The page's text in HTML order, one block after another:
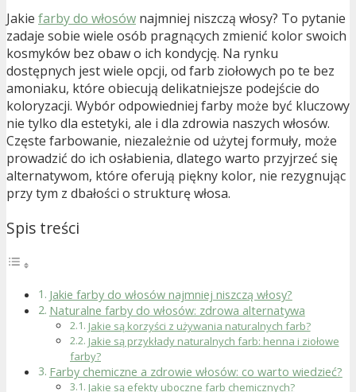
Jakie farby do włosów najmniej niszczą włosy? To pytanie
zadaje sobie wiele osób pragnących zmienić kolor swoich
kosmyków bez obaw o ich kondycję. Na rynku
dostępnych jest wiele opcji, od farb ziołowych po te bez
amoniaku, które obiecują delikatniejsze podejście do
koloryzacji. Wybór odpowiedniej farby może być kluczowy
nie tylko dla estetyki, ale i dla zdrowia naszych włosów.
Częste farbowanie, niezależnie od użytej formuły, może
prowadzić do ich osłabienia, dlatego warto przyjrzeć się
alternatywom, które oferują piękny kolor, nie rezygnując
przy tym z dbałości o strukturę włosa.
Spis treści
Jakie farby do włosów najmniej niszczą włosy?
Naturalne farby do włosów: zdrowa alternatywa
Jakie są korzyści z używania naturalnych farb?
Jakie są przykłady naturalnych farb: henna i ziołowe
farby?
Farby chemiczne a zdrowie włosów: co warto wiedzieć?
Jakie są efekty uboczne farb chemicznych?